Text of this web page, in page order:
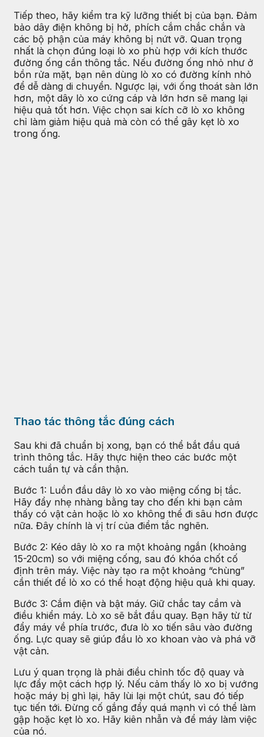
Tiếp theo, hãy kiểm tra kỹ lưỡng thiết bị của bạn. Đảm
bảo dây điện không bị hở, phích cắm chắc chắn và
các bộ phận của máy không bị nứt vỡ. Quan trọng
nhất là chọn đúng loại lò xo phù hợp với kích thước
đường ống cần thông tắc. Nếu đường ống nhỏ như ở
bồn rửa mặt, bạn nên dùng lò xo có đường kính nhỏ
để dễ dàng di chuyển. Ngược lại, với ống thoát sàn lớn
hơn, một dây lò xo cứng cáp và lớn hơn sẽ mang lại
hiệu quả tốt hơn. Việc chọn sai kích cỡ lò xo không
chỉ làm giảm hiệu quả mà còn có thể gây kẹt lò xo
trong ống.
Thao tác thông tắc đúng cách
Sau khi đã chuẩn bị xong, bạn có thể bắt đầu quá
trình thông tắc. Hãy thực hiện theo các bước một
cách tuần tự và cẩn thận.
Bước 1: Luồn đầu dây lò xo vào miệng cống bị tắc.
Hãy đẩy nhẹ nhàng bằng tay cho đến khi bạn cảm
thấy có vật cản hoặc lò xo không thể đi sâu hơn được
nữa. Đây chính là vị trí của điểm tắc nghẽn.
Bước 2: Kéo dây lò xo ra một khoảng ngắn (khoảng
15-20cm) so với miệng cống, sau đó khóa chốt cố
định trên máy. Việc này tạo ra một khoảng “chùng”
cần thiết để lò xo có thể hoạt động hiệu quả khi quay.
Bước 3: Cắm điện và bật máy. Giữ chắc tay cầm và
điều khiển máy. Lò xo sẽ bắt đầu quay. Bạn hãy từ từ
đẩy máy về phía trước, đưa lò xo tiến sâu vào đường
ống. Lực quay sẽ giúp đầu lò xo khoan vào và phá vỡ
vật cản.
Lưu ý quan trọng là phải điều chỉnh tốc độ quay và
lực đẩy một cách hợp lý. Nếu cảm thấy lò xo bị vướng
hoặc máy bị ghì lại, hãy lùi lại một chút, sau đó tiếp
tục tiến tới. Đừng cố gắng đẩy quá mạnh vì có thể làm
gập hoặc kẹt lò xo. Hãy kiên nhẫn và để máy làm việc
của nó.